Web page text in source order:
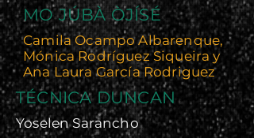
MO JÚBÀ ÒJÍSÉ
Camila Ocampo Albarenque,
Mónica Rodríguez Siqueira y
Ana Laura García Rodriguez
TÉCNICA DUNCAN
Yoselen Sarancho